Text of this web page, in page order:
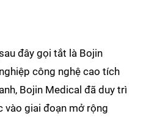
đây gọi tắt là Bojin
công nghệ cao tích
Bojin Medical đã duy trì
vào giai đoạn mở rộng